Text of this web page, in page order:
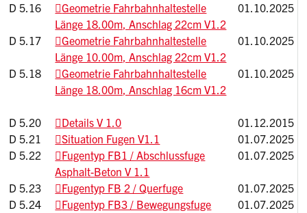
D 5.16
Geometrie Fahrbahnhaltestelle
Länge 18.00m, Anschlag 22cm V1.2
01.10.2025
D 5.17
Geometrie Fahrbahnhaltestelle
Länge 10.00m, Anschlag 22cm V1.2
01.10.2025
D 5.18
Geometrie Fahrbahnhaltestelle
Länge 18.00m, Anschlag 16cm V1.2
01.10.2025
D 5.20 Details V 1.0
01.12.2015
D 5.21
Situation Fugen V1.1
01.07.2025
D 5.22
Fugentyp FB1 / Abschlussfuge
Asphalt-Beton V 1.1
01.07.2025
D 5.23 Fugentyp FB 2 / Querfuge
01.07.2025
D 5.24
Fugentyp FB3 / Bewegungsfuge
01.07.2025